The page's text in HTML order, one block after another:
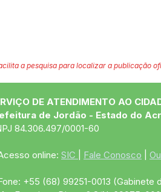
a pesquisa para localizar a publicação
DE ATENDIMENTO AO
de Jordão - Estado do
84.306.497/0001-60
online: SIC Fale Conosco
+55 (68) 99251-0013 (Gabinete